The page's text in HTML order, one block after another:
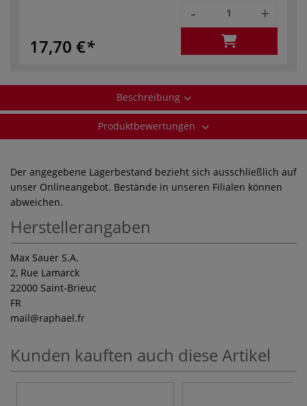
17,70 €
- +
Beschreibung
Produktbewertungen
Der angegebene Lagerbestand bezieht sich ausschließlich auf
unser Onlineangebot. Bestände in unseren Filialen können
abweichen.
Herstellerangaben
Max Sauer S.A.
2, Rue Lamarck
22000 Saint-Brieuc
FR
mail@raphael.fr
Kunden kauften auch diese Artikel